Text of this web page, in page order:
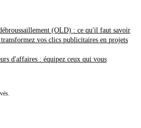
(OLD) : ce qu'il faut savoir
vos clics publicitaires en projets
d'affaires : équipez ceux qui vous